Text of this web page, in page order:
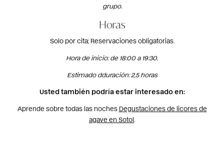
grupo.
Horas
Solo por cita; Reservaciones obligatorias.
Hora de inicio: de 18:00 a 19:30.
Estimado dduración: 2,5 horas
Usted también podría estar interesado en:
Aprende sobre todas las noches Degustaciones de licores de
agave en Sotol.